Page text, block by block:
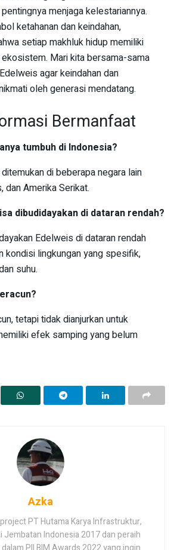
menjaga kelestariannya.
ketahanan dan keindahan,
setiap makhluk hidup memiliki
Mari kita bersama-sama
agar keindahan dan
oleh generasi mendatang.
Bermanfaat
tumbuh di Indonesia?
di beberapa negara lain
Amerika Serikat.
dibudidayakan di dataran rendah?
Edelweis di dataran rendah
kondisi lingkungan yang spesifik,
suhu.
tetapi tidak dianjurkan untuk
efek samping yang belum
Azka
PT Hutama Karya Infrastruktur,
Jembatan Indonesia 2017 dan peraih